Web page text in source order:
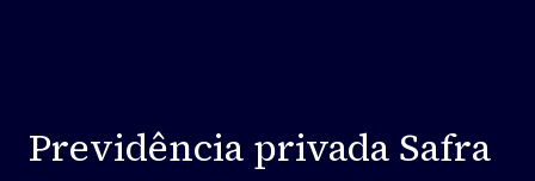
Previdência privada Safra